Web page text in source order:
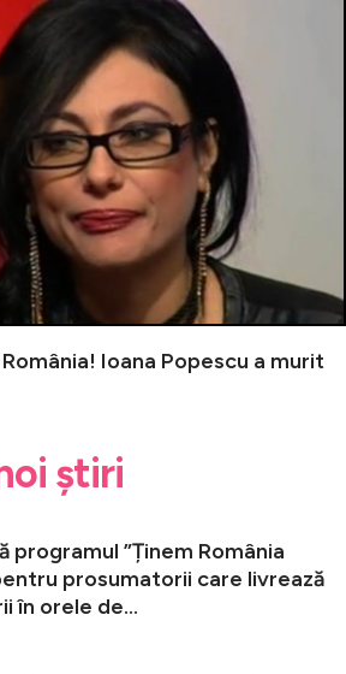
Ioana Popescu a murit
știri
programul ”Ținem România
prosumatorii care livrează
în orele de...